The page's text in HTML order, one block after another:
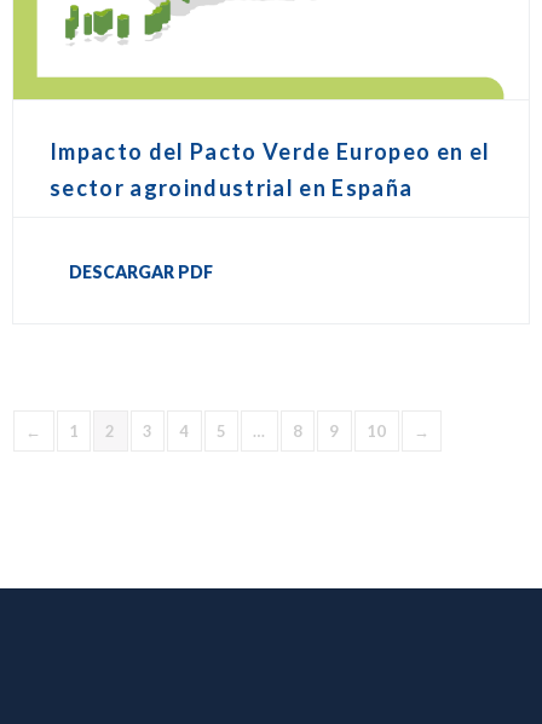
Impacto del Pacto Verde Europeo en el
sector agroindustrial en España
DESCARGAR PDF
← 1 2 3 4 5 … 8 9 10 →